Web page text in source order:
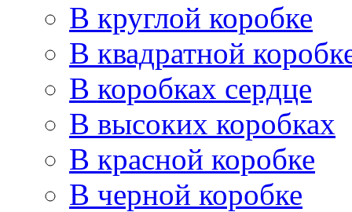
В круглой коробке
В квадратной
В коробках сердце
В высоких коробках
В красной коробке
В черной коробке